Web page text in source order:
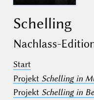
Schelling
Nachlass-
Start
Projekt Schelling in
Projekt Schelling in